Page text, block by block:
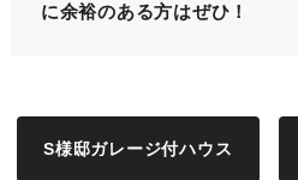
に余裕のある方はぜひ！
S様邸ガレージ付ハウス